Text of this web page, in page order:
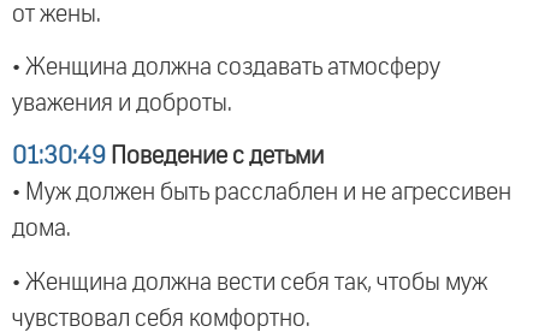
от жены.
• Женщина должна создавать атмосферу
уважения и доброты.
01:30:49 Поведение с детьми
• Муж должен быть расслаблен и не агрессивен
дома.
• Женщина должна вести себя так, чтобы муж
чувствовал себя комфортно.